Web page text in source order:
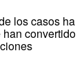
los casos ha
convertido